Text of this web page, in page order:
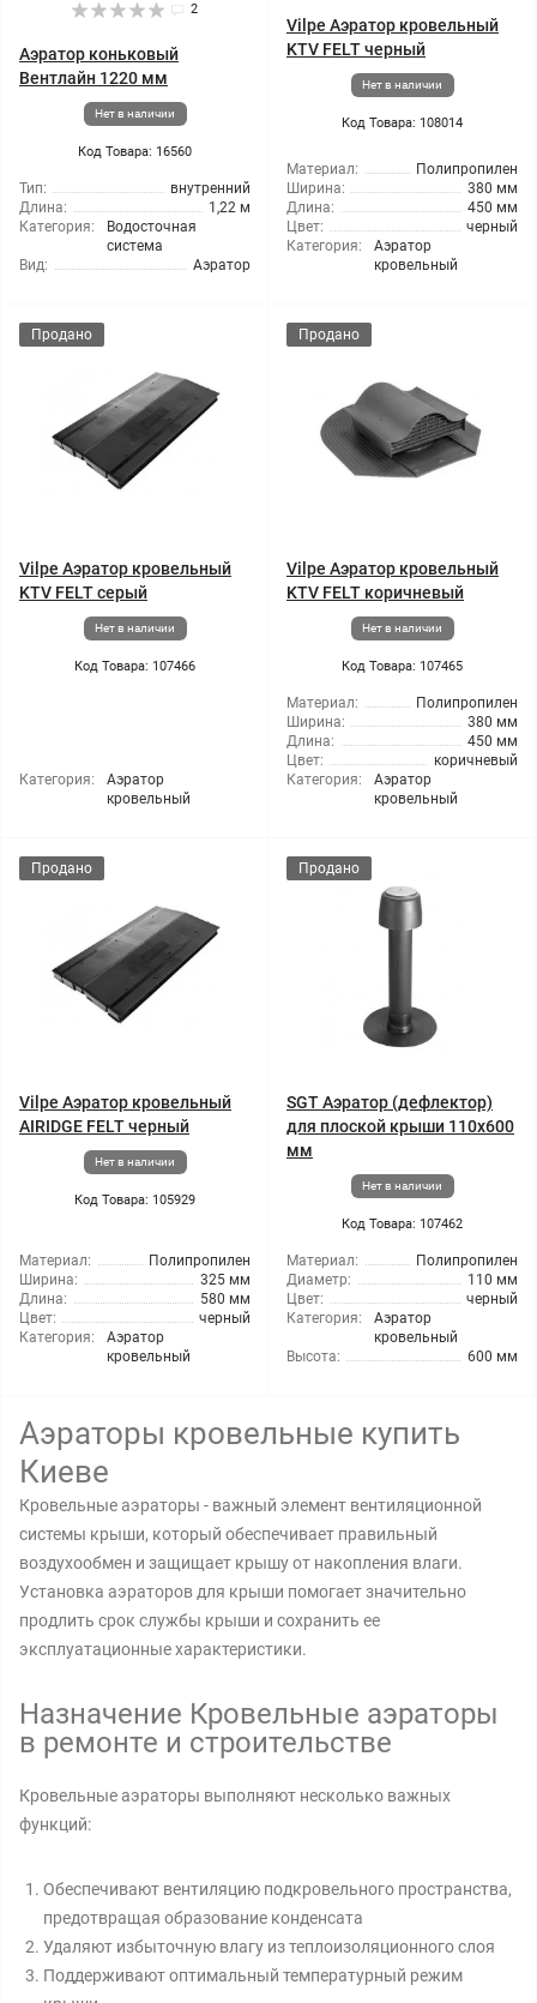
2
Аэратор коньковый
Вентлайн 1220 мм
Нет в наличии
Код Товара: 16560
Тип:
внутренний
Длина:
1,22 м
Категория:
Водосточная
система
Вид:
Аэратор
Vilpe Аэратор кровельный
KTV FELT черный
Нет в наличии
Код Товара: 108014
Материал:
Полипропилен
Ширина:
380 мм
Длина:
450 мм
Цвет:
черный
Категория:
Аэратор
кровельный
Продано
Vilpe Аэратор кровельный
KTV FELT серый
Нет в наличии
Код Товара: 107466
Категория:
Аэратор
кровельный
Продано
Vilpe Аэратор кровельный
KTV FELT коричневый
Нет в наличии
Код Товара: 107465
Материал:
Полипропилен
Ширина:
380 мм
Длина:
450 мм
Цвет:
коричневый
Категория:
Аэратор
кровельный
Продано
Vilpe Аэратор кровельный
AIRIDGE FELT черный
Нет в наличии
Код Товара: 105929
Материал:
Полипропилен
Ширина:
325 мм
Длина:
580 мм
Цвет:
черный
Категория:
Аэратор
кровельный
Продано
SGT Аэратор (дефлектор)
для плоской крыши 110х600
мм
Нет в наличии
Код Товара: 107462
Материал:
Полипропилен
Диаметр:
110 мм
Цвет:
черный
Категория:
Аэратор
кровельный
Высота:
600 мм
Аэраторы кровельные купить
Киеве
Кровельные аэраторы - важный элемент вентиляционной
системы крыши, который обеспечивает правильный
воздухообмен и защищает крышу от накопления влаги.
Установка аэраторов для крыши помогает значительно
продлить срок службы крыши и сохранить ее
эксплуатационные характеристики.
Назначение Кровельные аэраторы
в ремонте и строительстве
Кровельные аэраторы выполняют несколько важных
функций:
Обеспечивают вентиляцию подкровельного пространства,
предотвращая образование конденсата
Удаляют избыточную влагу из теплоизоляционного слоя
Поддерживают оптимальный температурный режим